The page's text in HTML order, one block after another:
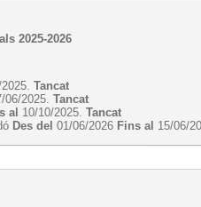
2025-2026
2025.Tancat
06/2025.Tancat
al 10/10/2025.Tancat
Des del 01/06/2026 Fins al 15/06/